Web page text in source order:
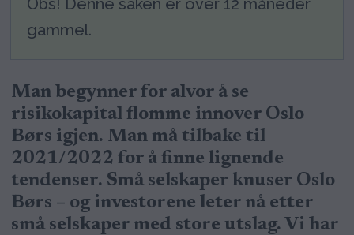
Obs! Denne saken er over 12 måneder
gammel.
Man begynner for alvor å se
risikokapital flomme innover Oslo
Børs igjen. Man må tilbake til
2021/2022 for å finne lignende
tendenser. Små selskaper knuser Oslo
Børs – og investorene leter nå etter
små selskaper med store utslag. Vi har